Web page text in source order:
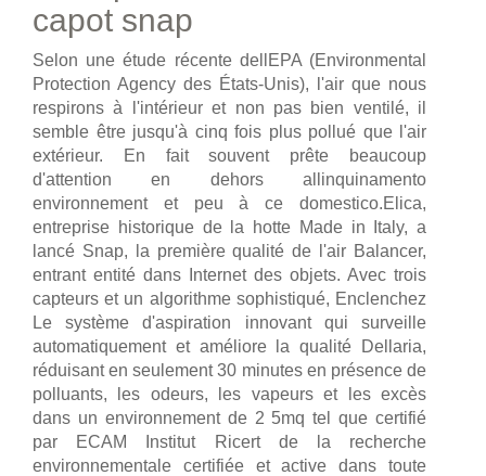
capot snap
Selon une étude récente dellEPA (Environmental
Protection Agency des États-Unis), l'air que nous
respirons à l'intérieur et non pas bien ventilé, il
semble être jusqu'à cinq fois plus pollué que l'air
extérieur. En fait souvent prête beaucoup
d'attention en dehors allinquinamento
environnement et peu à ce domestico.Elica,
entreprise historique de la hotte Made in Italy, a
lancé Snap, la première qualité de l'air Balancer,
entrant entité dans Internet des objets. Avec trois
capteurs et un algorithme sophistiqué, Enclenchez
Le système d'aspiration innovant qui surveille
automatiquement et améliore la qualité Dellaria,
réduisant en seulement 30 minutes en présence de
polluants, les odeurs, les vapeurs et les excès
dans un environnement de 2 5mq tel que certifié
par ECAM Institut Ricert de la recherche
environnementale certifiée et active dans toute